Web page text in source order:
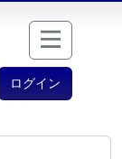
ログイン